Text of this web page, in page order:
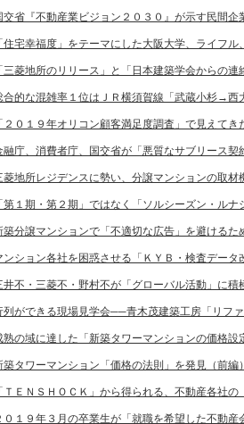
交省『不動産業ビジョン２０３０』が示す民間企
住宅幸福度」をテーマにした大阪大学、ライフル
三菱地所のリリース」と「日本建築学会からの
合的な混雑率１位はＪＲ横須賀線「武蔵小杉→西
２０１９年オリコン顧客満足度調査」で見えてき
融庁、消費者庁、国交省が「悪質なサブリース契
菱地所レジデンスに勢い、分譲マンションの取材
第１期・第２期」ではなく「ソルシーズン・ルナ
築分譲マンションで「不適切な広告」を避けるた
ンション各社を困惑させる「ＫＹＢ・検査データ
井不・三菱不・野村不が「グローバル活動」に積
列ができる現場見学会──青木茂建築工房「リフ
熟の域に達した「新築タワーマンションの価格設
築タワーマンション「価格の法則」を発見（前編
ＴＥＮＳＨＯＣＫ」から得られる、不動産各社
０１９年３月の卒業生が「就職を希望した不動産